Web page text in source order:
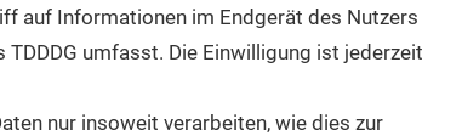
auf Informationen im Endgerät des Nutzers
TDDDG umfasst. Die Einwilligung ist jederzeit
nur insoweit verarbeiten, wie dies zur